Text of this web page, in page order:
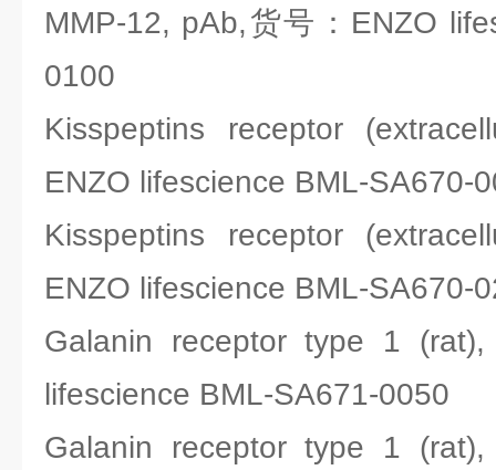
MMP-12, pAb,货号：ENZO
0100
Kisspeptins receptor
ENZO lifescience BML-SA670-
Kisspeptins receptor
ENZO lifescience BML-SA670-
Galanin receptor type 1
lifescience BML-SA671-0050
Galanin receptor type 1